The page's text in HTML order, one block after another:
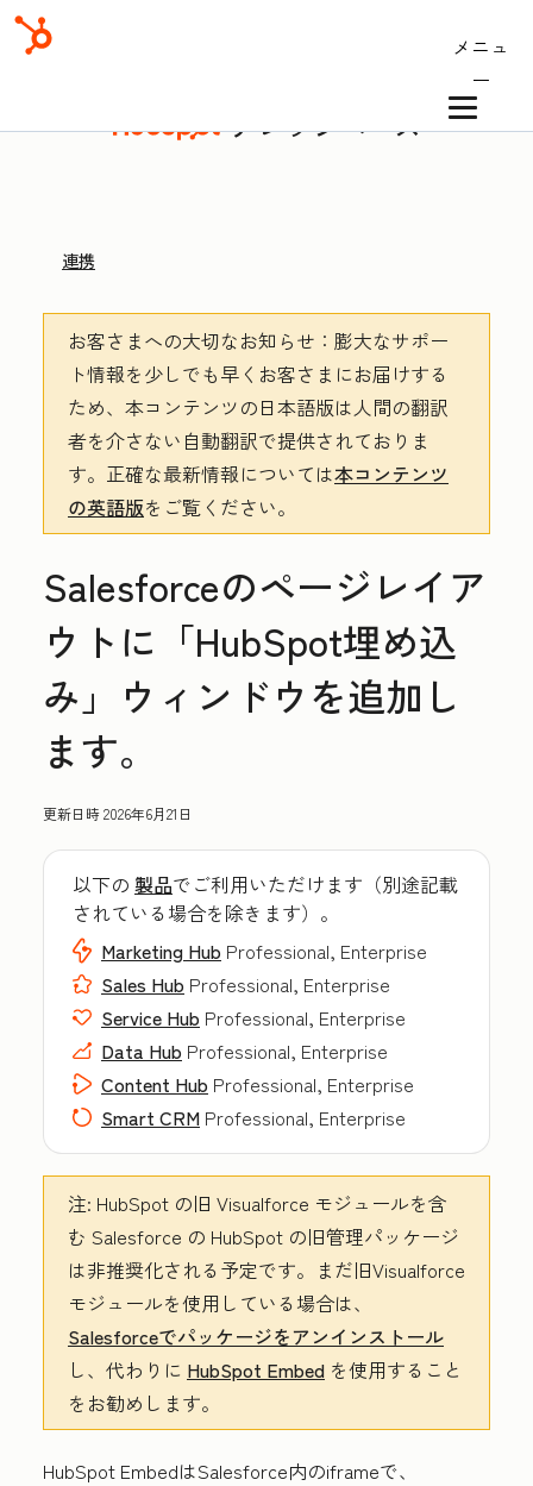
メニュ
ー
ナレッジベース
連携
お客さまへの大切なお知らせ ：膨大なサポー
ト情報を少しでも早くお客さまにお届けする
ため、本コンテンツの日本語版は人間の翻訳
者を介さない自動翻訳で提供されておりま
す。 正確な最新情報については本コンテンツ
の英語版をご覧ください。
Salesforceのページレイア
ウトに「HubSpot埋め込
み」ウィンドウを追加し
ます。
更新日時2026年6月21日
以下の 製品でご利用いただけます（別途記載
されている場合を除きます）。
Marketing Hub Professional, Enterprise
Sales Hub Professional, Enterprise
Service Hub Professional, Enterprise
Data Hub Professional, Enterprise
Content Hub Professional, Enterprise
Smart CRM Professional, Enterprise
注: HubSpot の旧 Visualforce モジュールを含
む Salesforce の HubSpot の旧管理パッケージ
は非推奨化される予定です。まだ旧Visualforce
モジュールを使用している場合は、
Salesforceでパッケージをアンインストール
し、代わりに HubSpot Embed を使用すること
をお勧めします。
HubSpot EmbedはSalesforce内のiframeで、